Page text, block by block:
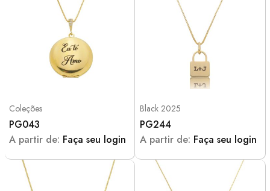
Coleções
PG043
A partir de: Faça seu login
Black 2025
PG244
A partir de: Faça seu login